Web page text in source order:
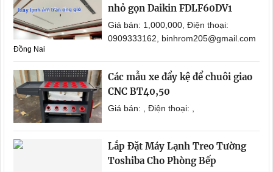
nhỏ gọn Daikin FDLF60DV1
Giá bán: 1,000,000, Điện thoại:
0909333162, binhrom205@gmail.com
Đồng Nai
Các mẫu xe đẩy kệ để chuôi giao
CNC BT40,50
Giá bán: , Điện thoại: ,
Lắp Đặt Máy Lạnh Treo Tường
Toshiba Cho Phòng Bếp